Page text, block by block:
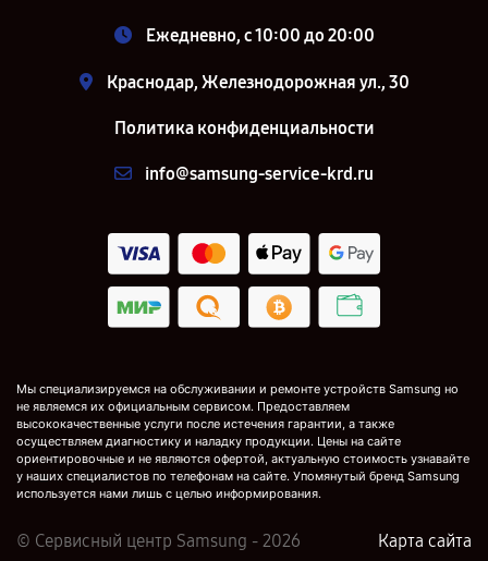
Ежедневно, с 10:00 до 20:00
Краснодар, Железнодорожная ул., 30
Политика конфиденциальности
info@samsung-service-krd.ru
Мы специализируемся на обслуживании и ремонте устройств Samsung но
не являемся их официальным сервисом. Предоставляем
высококачественные услуги после истечения гарантии, а также
осуществляем диагностику и наладку продукции. Цены на сайте
ориентировочные и не являются офертой, актуальную стоимость узнавайте
у наших специалистов по телефонам на сайте. Упомянутый бренд Samsung
используется нами лишь с целью информирования.
© Сервисный центр Samsung - 2026 Карта сайта